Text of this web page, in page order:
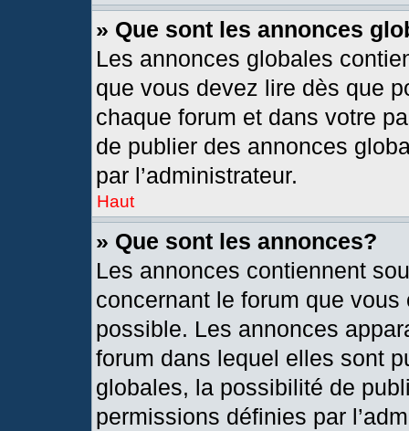
» Que sont les annonces
Les annonces globales
que vous devez lire dès que
chaque forum et dans votre
de publier des annonces
par l’administrateur.
Haut
» Que sont les annonces?
Les annonces contiennent
concernant le forum que
possible. Les annonces
forum dans lequel elles sont
globales, la possibilité de
permissions définies par